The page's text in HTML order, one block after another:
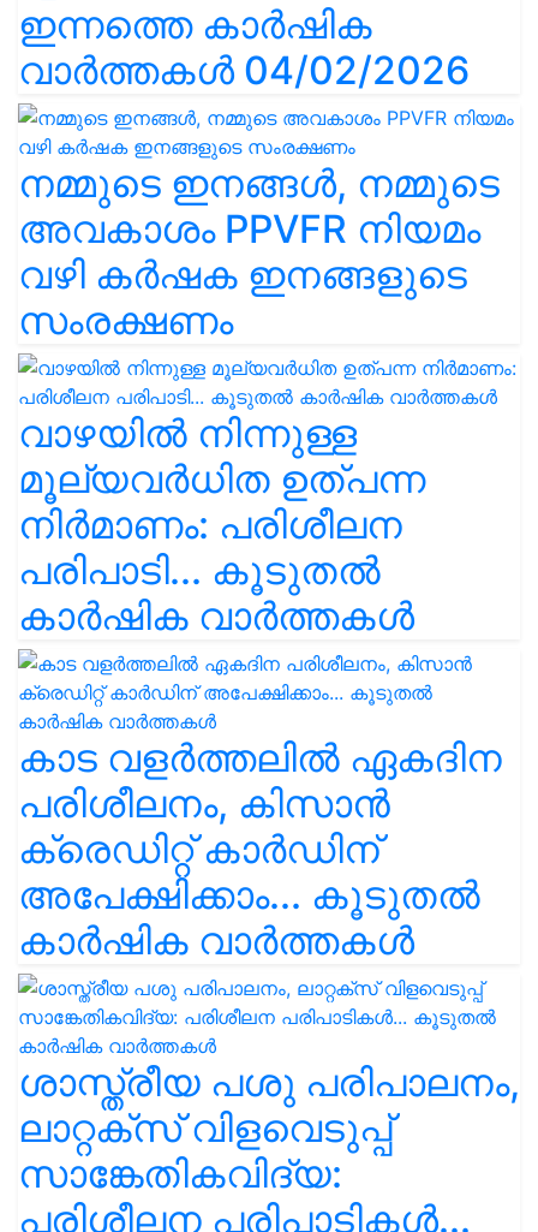
ഇന്നത്തെ കാർഷിക
വാർത്തകൾ 04/02/2026
നമ്മുടെ ഇനങ്ങൾ, നമ്മുടെ
അവകാശം PPVFR നിയമം
വഴി കർഷക ഇനങ്ങളുടെ
സംരക്ഷണം
വാഴയിൽ നിന്നുള്ള
മൂല്യവർധിത ഉത്പന്ന
നിർമാണം: പരിശീലന
പരിപാടി... കൂടുതൽ
കാർഷിക വാർത്തകൾ
കാട വളര്‍ത്തലിൽ ഏകദിന
പരിശീലനം, കിസാൻ
ക്രെഡിറ്റ് കാർഡിന്
അപേക്ഷിക്കാം... കൂടുതൽ
കാർഷിക വാർത്തകൾ
ശാസ്ത്രീയ പശു പരിപാലനം,
ലാറ്റക്സ് വിളവെടുപ്പ്
സാങ്കേതികവിദ്യ:
പരിശീലന പരിപാടികൾ...